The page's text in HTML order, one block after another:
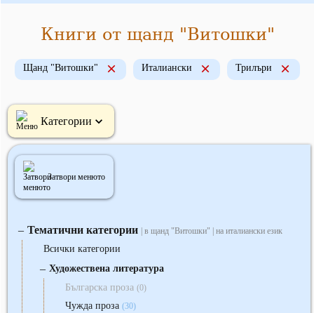
Книги от щанд "Витошки"
Щанд "Витошки" Италиански Трилъри
Категории
Затвори менюто
‒ Тематични категории | в щанд "Витошки" | на италиански език
Всички категории
‒ Художествена литература
Българска проза (0)
Чужда проза (30)